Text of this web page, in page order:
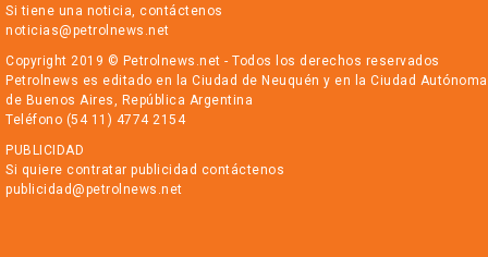
Si tiene una noticia, contáctenos
noticias@petrolnews.net
Copyright 2019 © Petrolnews.net - Todos los derechos reservados
Petrolnews es editado en la Ciudad de Neuquén y en la Ciudad Autónoma
de Buenos Aires, República Argentina
Teléfono (54 11) 4774 2154
PUBLICIDAD
Si quiere contratar publicidad contáctenos
publicidad@petrolnews.net